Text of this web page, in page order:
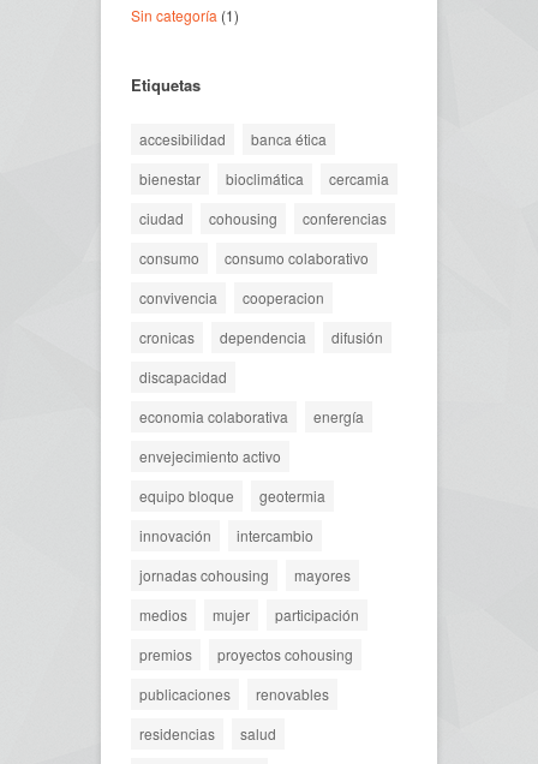
Sin categoría (1)
Etiquetas
accesibilidad
banca ética
bienestar
bioclimática
cercamia
ciudad
cohousing
conferencias
consumo
consumo colaborativo
convivencia
cooperacion
cronicas
dependencia
difusión
discapacidad
economia colaborativa
energía
envejecimiento activo
equipo bloque
geotermia
innovación
intercambio
jornadas cohousing
mayores
medios
mujer
participación
premios
proyectos cohousing
publicaciones
renovables
residencias
salud